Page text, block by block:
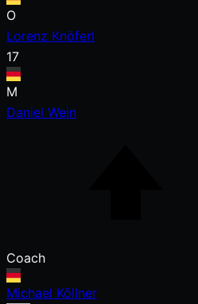
O
Lorenz Knöferl
17
M
Daniel Wein
Coach
Michael Köllner